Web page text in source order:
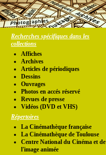
Recherches spécifiques dans les
collections
Affiches
Archives
Articles de périodiques
Dessins
Ouvrages
Photos en accés réservé
Revues de presse
Vidéos (DVD et VHS)
Répertoires
La Cinémathèque française
La Cinémathèque de Toulouse
Centre National du Cinéma et de
l'image animée